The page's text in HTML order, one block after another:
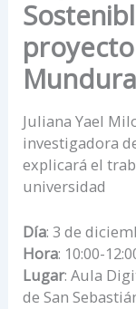
Mundura
Juliana Yael
investigadora
explicará el
universidad
Día: 3 de
Hora: 10:00-
Lugar: Aula
de San